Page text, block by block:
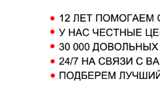
ПОДБОР ТУРА
О КОМПАНИИ